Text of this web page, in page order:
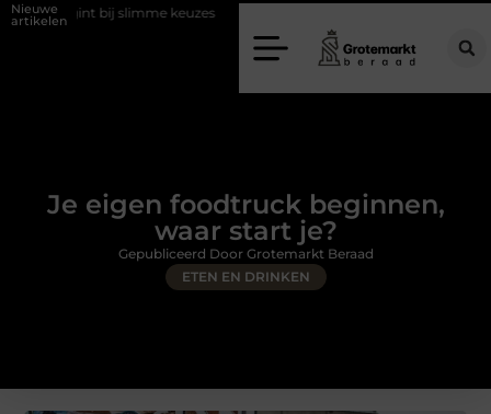
Nieuwe
artikelenkeuzes Waarom kiezen voor een rijschool in Utrecht?
Je eigen foodtruck beginnen,
waar start je?
ETEN EN DRINKEN
Gepubliceerd Door Grotemarkt Beraad